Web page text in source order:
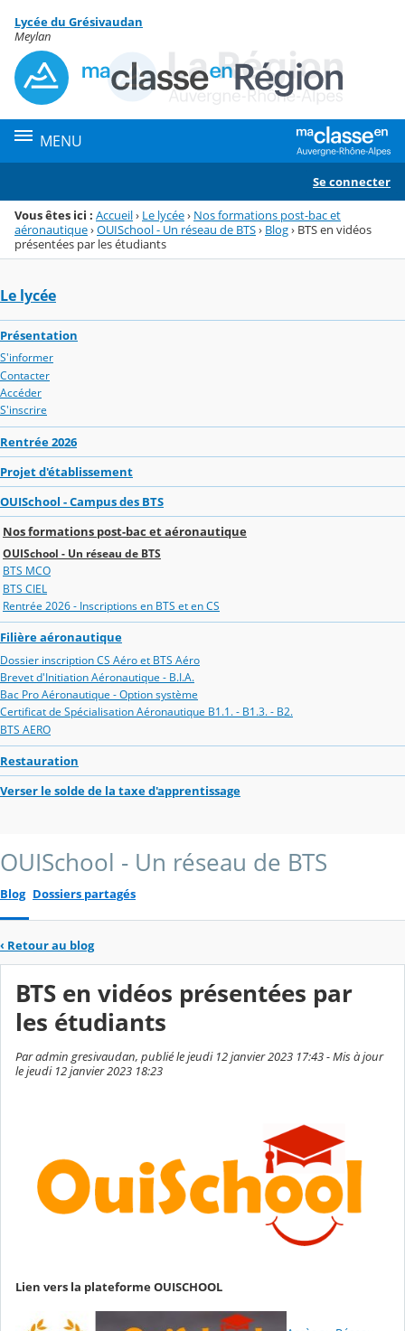
Menu de la rubrique
Contenu
Lycée du Grésivaudan
Meylan
MENU
Se connecter
Vous êtes ici : Accueil› Le lycée› Nos formations post-bac et
aéronautique›OUISchool - Un réseau de BTS› Blog› BTS en vidéos
présentées par les étudiants
Le lycée
Présentation
S'informer
Contacter
Accéder
S'inscrire
Rentrée 2026
Projet d'établissement
OUISchool - Campus des BTS
Nos formations post-bac et aéronautique
OUISchool - Un réseau de BTS
BTS MCO
BTS CIEL
Rentrée 2026 - Inscriptions en BTS et en CS
Filière aéronautique
Dossier inscription CS Aéro et BTS Aéro
Brevet d'Initiation Aéronautique - B.I.A.
Bac Pro Aéronautique - Option système
Certificat de Spécialisation Aéronautique B1.1. - B1.3. - B2.
BTS AERO
Restauration
Verser le solde de la taxe d'apprentissage
OUISchool - Un réseau de BTS
Blog Dossiers partagés
‹ Retour au blog
BTS en vidéos présentées par
les étudiants
Par admin gresivaudan, publié le jeudi 12 janvier 2023 17:43 - Mis à jour
le jeudi 12 janvier 2023 18:23
Lien vers la plateforme OUISCHOOL